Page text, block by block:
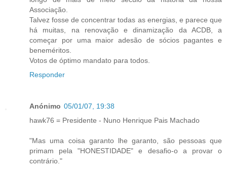
Associação.
Talvez fosse de concentrar todas as energias, e parece que
há muitas, na renovação e dinamização da ACDB, a
começar por uma maior adesão de sócios pagantes e
beneméritos.
Votos de óptimo mandato para todos.
Responder
Anónimo 05/01/07, 19:38
hawk76 = Presidente - Nuno Henrique Pais Machado
"Mas uma coisa garanto lhe garanto, são pessoas que
primam pela "HONESTIDADE" e desafio-o a provar o
contrário."